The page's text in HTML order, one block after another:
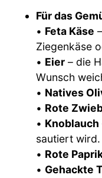
Für das
• Feta Käse
Ziegenkäse
• Eier – die
Wunsch
• Natives
• Rote
• Knoblauch
sautiert wird.
• Rote
• Gehackte